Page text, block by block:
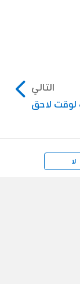
التالي
لوقت لاحق
لا